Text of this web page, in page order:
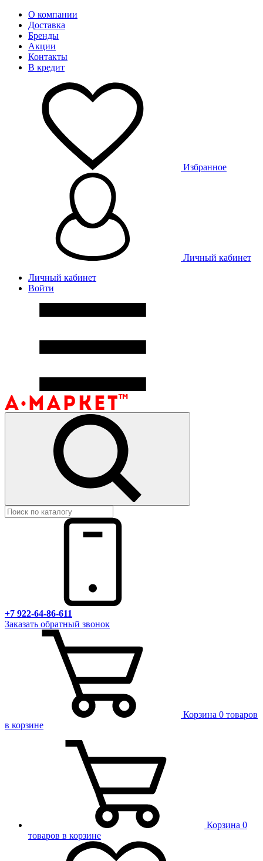
О компании
Доставка
Бренды
Акции
Контакты
В кредит
Избранное
Личный кабинет
Личный кабинет
Войти
+7 922-64-86-611
Заказать обратный звонок
Корзина 0 товаров
в корзине
Корзина 0
товаров в корзине